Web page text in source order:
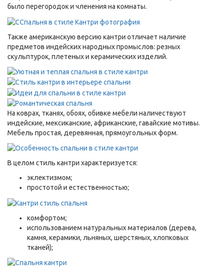
было перегородок и членения на комнаты.
Также американскую версию кантри отличает наличие
предметов индейских народных промыслов: резных
скульптурок, плетеных и керамических изделий.
На коврах, тканях, обоях, обивке мебели наличествуют
индейские, мексиканские, африканские, гавайские мотивы.
Мебель простая, деревянная, прямоугольных форм.
В целом стиль кантри характеризуется:
эклектизмом;
простотой и естественностью;
комфортом;
использованием натуральных материалов (дерева,
камня, керамики, льняных, шерстяных, хлопковых
тканей);